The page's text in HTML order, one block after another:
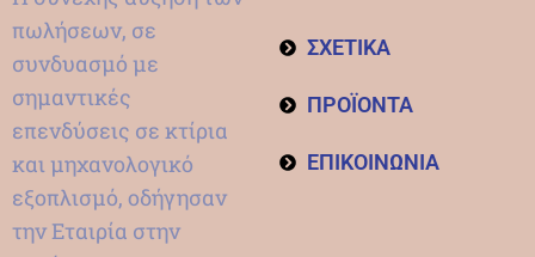
πωλήσεων, σε
συνδυασμό με
σημαντικές
επενδύσεις σε κτίρια
και μηχανολογικό
εξοπλισμό, οδήγησαν
την Εταιρία στην
ΣΧΕΤΙΚΑ
ΠΡΟΪΟΝΤΑ
ΕΠΙΚΟΙΝΩΝΙΑ